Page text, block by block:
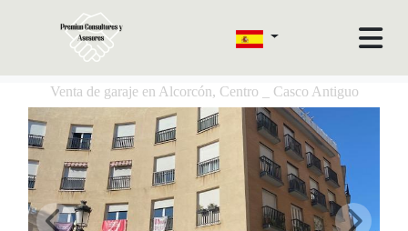
Venta de garaje en Alcorcón, Centro _ Casco Antiguo